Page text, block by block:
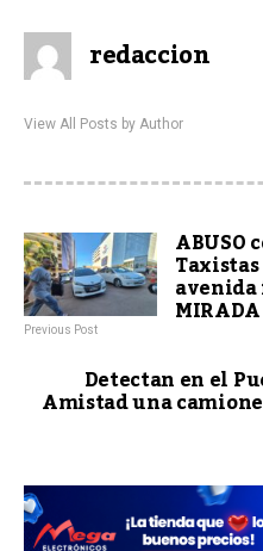
redaccion
View All Posts by Author
ABUSO
MIRADA
Previous Post
Detectan en el
Amistad una